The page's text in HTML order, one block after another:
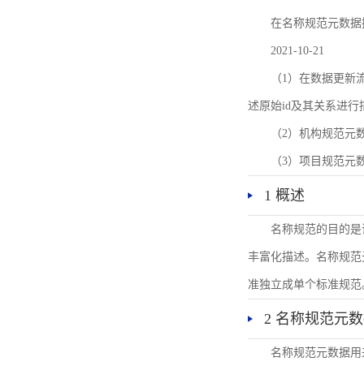
在名称规范元数
2021-10-21
（1）在数据更
述原始id及其关系进行
（2）机构规范元
（3）项目规范
1 概述
名称规范的目的
丰富化描述。名称规
准独立成单个标准规范
2 名称规范元
名称规范元数据